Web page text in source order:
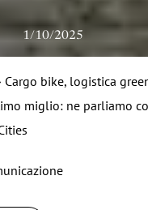
1/10/2025
Cargo bike, logistica
miglio: ne parliamo